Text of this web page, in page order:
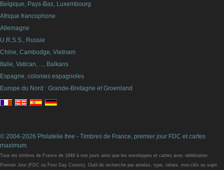
Belgique, Pays-Bas, Luxembourg
Afrique francophone
Allemagne
U.R.S.S., Russie
Chine, Cambodge, Vietnam
Italie, Vatican, ..., Balkans
Espagne, colonies espagnoles
Europe du Nord : Grande-Bretagne et Groenland
© 2004-2026 Philatelie free - Timbres de France, premier jour FDC et cartes
maximum.
Tous les timbres de France de 1849 à nos jours ainsi que les enveloppes et cartes avec oblitération
Premier Jour (FDC ou First Day Covers). Outil de recherche par années, type, séries, mot-clés ou sujet.